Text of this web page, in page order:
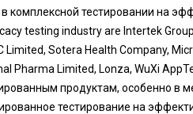
комплексной тестировании на
testing industry are Intertek
Limited, Sotera Health Company,
Pharma Limited, Lonza, WuXi
продуктам, особенно в
тестирование на